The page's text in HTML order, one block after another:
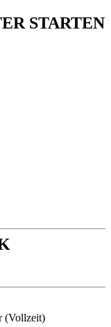
STARTEN
(Vollzeit)